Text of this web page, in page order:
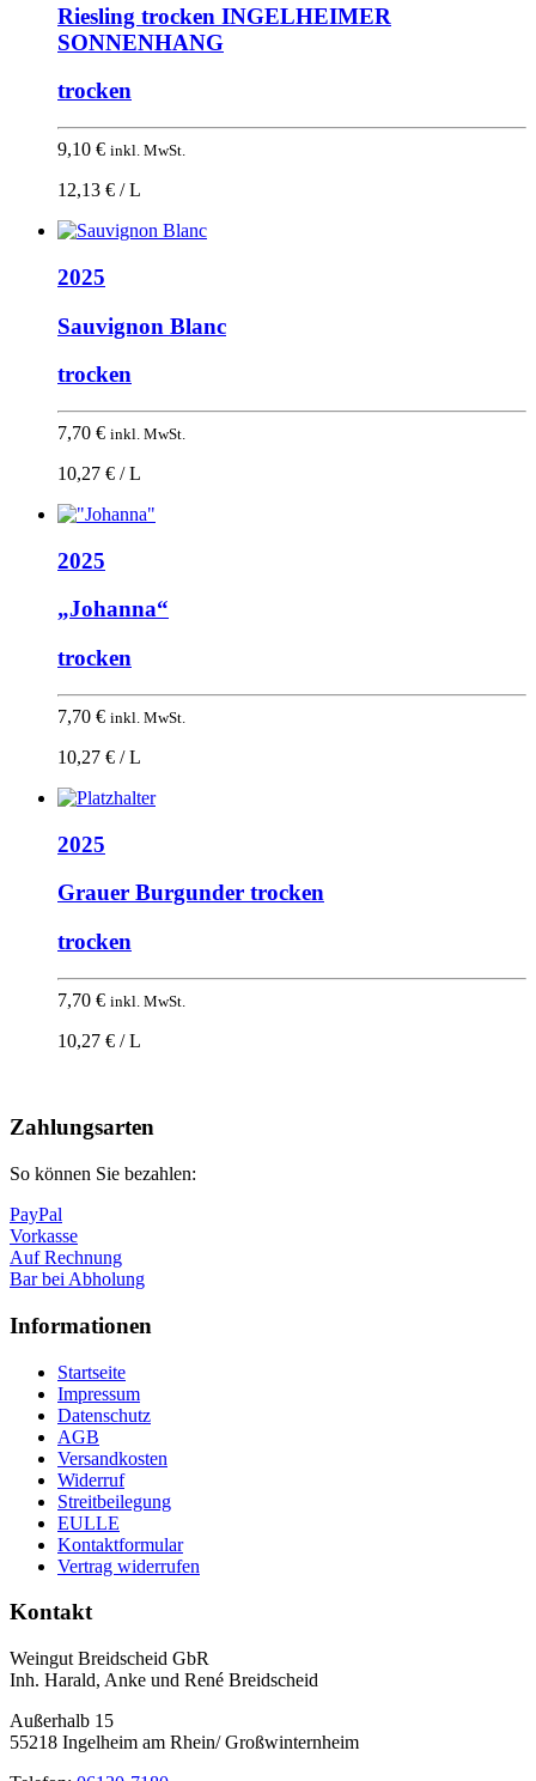
Riesling trocken INGELHEIMER
SONNENHANG
trocken
9,10 € inkl. MwSt.
12,13 € / L
2025
Sauvignon Blanc
trocken
7,70 € inkl. MwSt.
10,27 € / L
2025
„Johanna“
trocken
7,70 € inkl. MwSt.
10,27 € / L
2025
Grauer Burgunder trocken
trocken
7,70 € inkl. MwSt.
10,27 € / L
oben
Zahlungsarten
So können Sie bezahlen:
PayPal
Vorkasse
Auf Rechnung
Bar bei Abholung
Informationen
Startseite
Impressum
Datenschutz
AGB
Versandkosten
Widerruf
Streitbeilegung
EULLE
Kontaktformular
Vertrag widerrufen
Kontakt
Weingut Breidscheid GbR
Inh. Harald, Anke und René Breidscheid
Außerhalb 15
55218 Ingelheim am Rhein/ Großwinternheim